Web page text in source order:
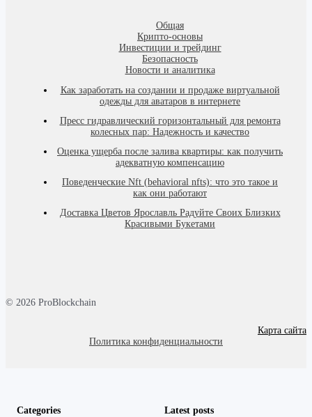
Общая
Крипто-основы
Инвестиции и трейдинг
Безопасность
Новости и аналитика
Как заработать на создании и продаже виртуальной
одежды для аватаров в интернете
Пресс гидравлический горизонтальный для ремонта
колесных пар: Надежность и качество
Оценка ущерба после залива квартиры: как получить
адекватную компенсацию
Поведенческие Nft (behavioral nfts): что это такое и
как они работают
Доставка Цветов Ярославль Радуйте Своих Близких
Красивыми Букетами
© 2026 ProBlockchain
Карта сайта
Политика конфиденциальности
Categories Latest posts